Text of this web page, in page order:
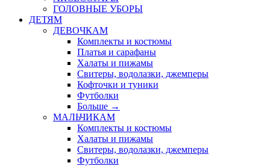
ГОЛОВНЫЕ УБОРЫ
ДЕТЯМ
ДЕВОЧКАМ
Комплекты и костюмы
Платья и сарафаны
Халаты и пижамы
Свитеры, водолазки, джемперы
Кофточки и туники
Футболки
Больше →
МАЛЬЧИКАМ
Комплекты и костюмы
Халаты и пижамы
Свитеры, водолазки, джемперы
Футболки